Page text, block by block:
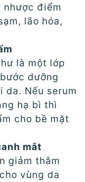
nhược điểm
lão hóa,
là một lớp
dưỡng
Nếu serum
hạ bì thì
cho bề mặt
mắt
giảm thâm
vùng da